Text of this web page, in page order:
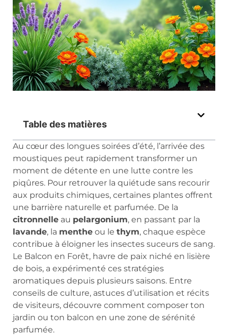
Table des matières
Au cœur des longues soirées d’été, l’arrivée des
moustiques peut rapidement transformer un
moment de détente en une lutte contre les
piqûres. Pour retrouver la quiétude sans recourir
aux produits chimiques, certaines plantes offrent
une barrière naturelle et parfumée. De la
citronnelle au pelargonium, en passant par la
lavande, la menthe ou le thym, chaque espèce
contribue à éloigner les insectes suceurs de sang.
Le Balcon en Forêt, havre de paix niché en lisière
de bois, a expérimenté ces stratégies
aromatiques depuis plusieurs saisons. Entre
conseils de culture, astuces d’utilisation et récits
de visiteurs, découvre comment composer ton
jardin ou ton balcon en une zone de sérénité
parfumée.